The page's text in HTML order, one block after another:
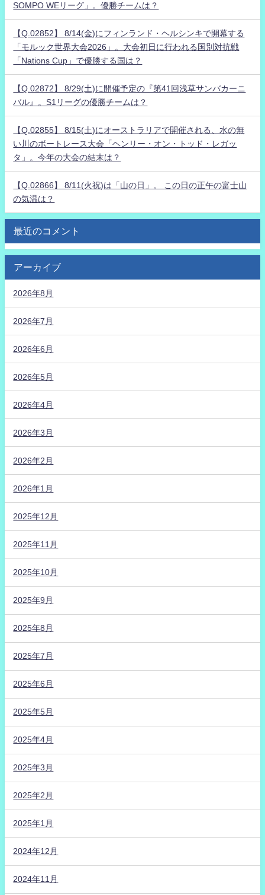
SOMPO WEリーグ」。優勝チームは？
【Q.02852】 8/14(金)にフィンランド・ヘルシンキで開幕する
「モルック世界大会2026」。大会初日に行われる国別対抗戦
「Nations Cup」で優勝する国は？
【Q.02872】 8/29(土)に開催予定の『第41回浅草サンバカーニ
バル』。S1リーグの優勝チームは？
【Q.02855】 8/15(土)にオーストラリアで開催される、水の無
い川のボートレース大会「ヘンリー・オン・トッド・レガッ
タ」。今年の大会の結末は？
【Q.02866】 8/11(火祝)は「山の日」。 この日の正午の富士山
の気温は？
最近のコメント
アーカイブ
2026年8月
2026年7月
2026年6月
2026年5月
2026年4月
2026年3月
2026年2月
2026年1月
2025年12月
2025年11月
2025年10月
2025年9月
2025年8月
2025年7月
2025年6月
2025年5月
2025年4月
2025年3月
2025年2月
2025年1月
2024年12月
2024年11月